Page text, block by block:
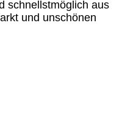
schnellstmöglich aus
und unschönen